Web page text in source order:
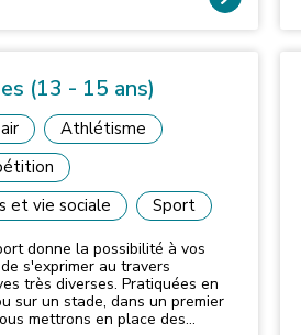
(13 - 15 ans)
Athlétisme
et vie sociale
Sport
donne la possibilité à vos
s'exprimer au travers
très diverses. Pratiquées en
sur un stade, dans un premier
mettrons en place des